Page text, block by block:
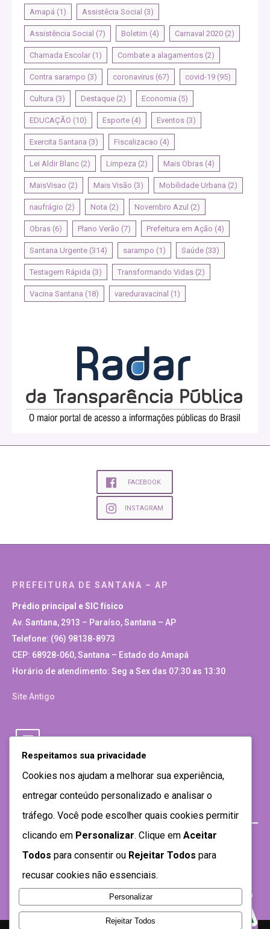
Amapá (1) Assistêcia Social (3)
Assistência Social (7) Boletim (4) Carnaval 2020 (2)
Chamada Escolar (1) Combate a alagamentos (2)
Contra sarampo (3) coronavirus (67) covid-19 (95)
Cultura (3) Destaque (2) Economia (5)
EDUCAÇÃO (10) Esporte (4) Eventos (3)
Exercita Santana (3) Fiscalizacao (4)
Lei Aldir Blanc (2) Limpeza (2) Mais Obras (4)
MaisVisao (2) Mais Visão (3) Mobilidade Urbana (2)
naufrágio (2) Nota (2) Novembro Azul (2)
Obras (6) Plano Verão (7) Prefeitura em Ação (4)
Santana Urgente (314) sarampo (1) Saúde (33)
Testagem Rápida (3) Transformando Vidas (2)
Vacina Santana (18) vareduravacinal (1)
FACEBOOK
INSTAGRAM
PREFEITURA DE SANTANA – AP
Prédio principal e SIC físico
Av. Santana, 2913 – Paraíso, Santana – AP
Telefone: (96) 98138-8973
CEP: 68928-060, Santana – Estado do Amapá
Horário de atendimento: Seg a Sex das 07:30 as 13:30
Site Antigo
Respeitamos sua privacidade
Cookies nos ajudam a melhorar sua experiência,
entregar conteúdo personalizado e analisar o
tráfego. Você pode escolher quais cookies permitir
clicando em Personalizar. Clique em Aceitar
Todos para consentir ou Rejeitar Todos para
recusar cookies não essenciais.
Personalizar
Rejeitar Todos